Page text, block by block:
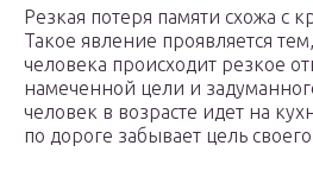
Резкая потеря памяти схожа с
Такое явление проявляется
человека происходит резкое
намеченной цели и
человек в возрасте идет на
по дороге забывает цель